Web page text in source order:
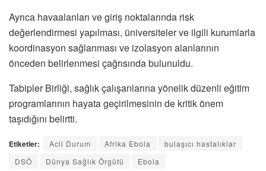
Ayrıca havaalanları ve giriş noktalarında risk
değerlendirmesi yapılması, üniversiteler ve ilgili kurumlarla
koordinasyon sağlanması ve izolasyon alanlarının
önceden belirlenmesi çağrısında bulunuldu.
Tabipler Birliği, sağlık çalışanlarına yönelik düzenli eğitim
programlarının hayata geçirilmesinin de kritik önem
taşıdığını belirtti.
Etiketler: Acil Durum Afrika Ebola
bulaşıcı hastalıklar
DSÖ
Dünya Sağlık Örgütü
Ebola